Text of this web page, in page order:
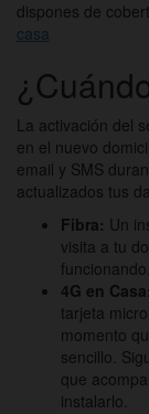
dispones de
casa
La activación del
en el nuevo
email y SMS
actualizados tus
Fibra: Un
visita a tu
funcionando.
4G en Casa:
tarjeta
momento
sencillo.
que
instalarlo.